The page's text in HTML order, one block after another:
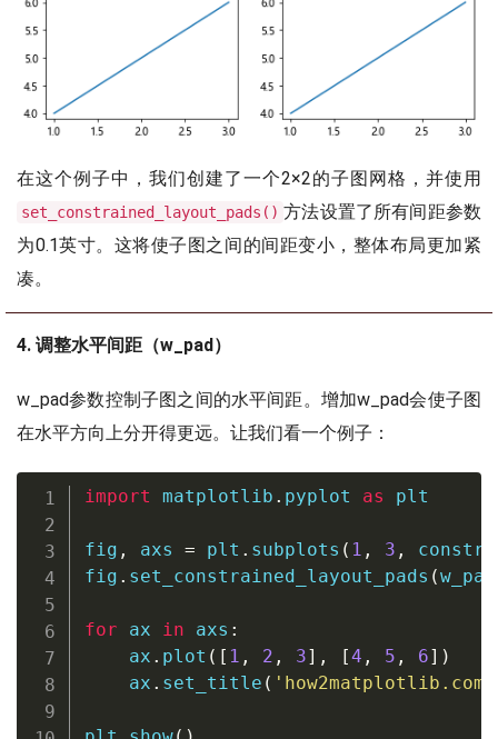
在这个例子中，我们创建了一个2×2的子图网格，并使用
set_constrained_layout_pads() 方法设置了所有间距参数
为0.1英寸。这将使子图之间的间距变小，整体布局更加紧
凑。
4. 调整水平间距（w_pad）
w_pad参数控制子图之间的水平间距。增加w_pad会使子图
在水平方向上分开得更远。让我们看一个例子：
import matplotlib . pyplot as plt
fig , axs = plt . subplots ( 1 , 3 ,
fig . set_constrained_layout_pads (w_pad
for ax in axs :
    ax
. plot ( [ 1 , 2 , 3] , [4 , 5 , 6] )
    ax
. set_title ( 'how2matplotlib.com'